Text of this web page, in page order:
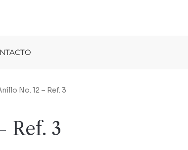
No. 12 – Ref. 3
Ref. 3